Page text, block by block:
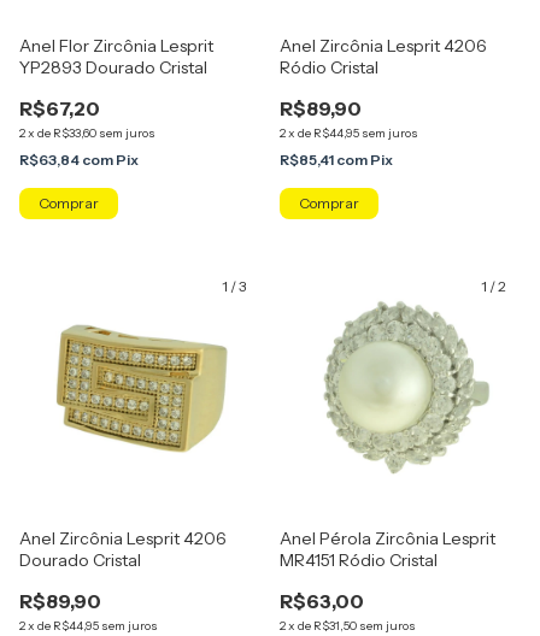
Anel Flor Zircônia Lesprit
YP2893 Dourado Cristal
R$67,20
2x de R$33,60 sem juros
R$63,84 com Pix
Comprar
Anel Zircônia Lesprit 4206
Ródio Cristal
R$89,90
2x de R$44,95 sem juros
R$85,41 com Pix
Comprar
1 /3
Anel Zircônia Lesprit 4206
Dourado Cristal
R$89,90
2x de R$44,95 sem juros
1 /2
Anel Pérola Zircônia Lesprit
MR4151 Ródio Cristal
R$63,00
2x de R$31,50 sem juros